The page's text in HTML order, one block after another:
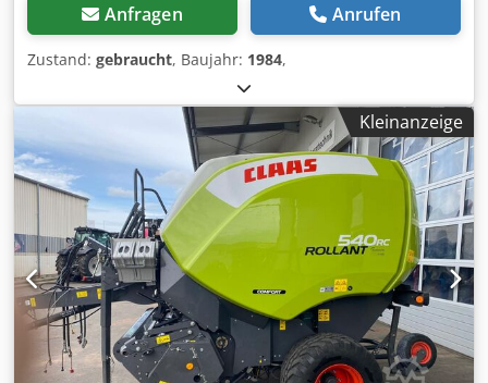
Anfragen Anrufen
Zustand: gebraucht, Baujahr: 1984,
Kleinanzeige